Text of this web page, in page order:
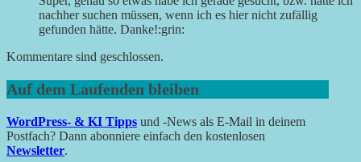
nachher suchen müssen, wenn ich es hier nicht zufällig
gefunden hätte. Danke!:grin:
Kommentare sind geschlossen.
Auf dem Laufenden bleiben
WordPress- & KI Tipps und -News als E-Mail in deinem
Postfach? Dann abonniere einfach den kostenlosen
Newsletter.